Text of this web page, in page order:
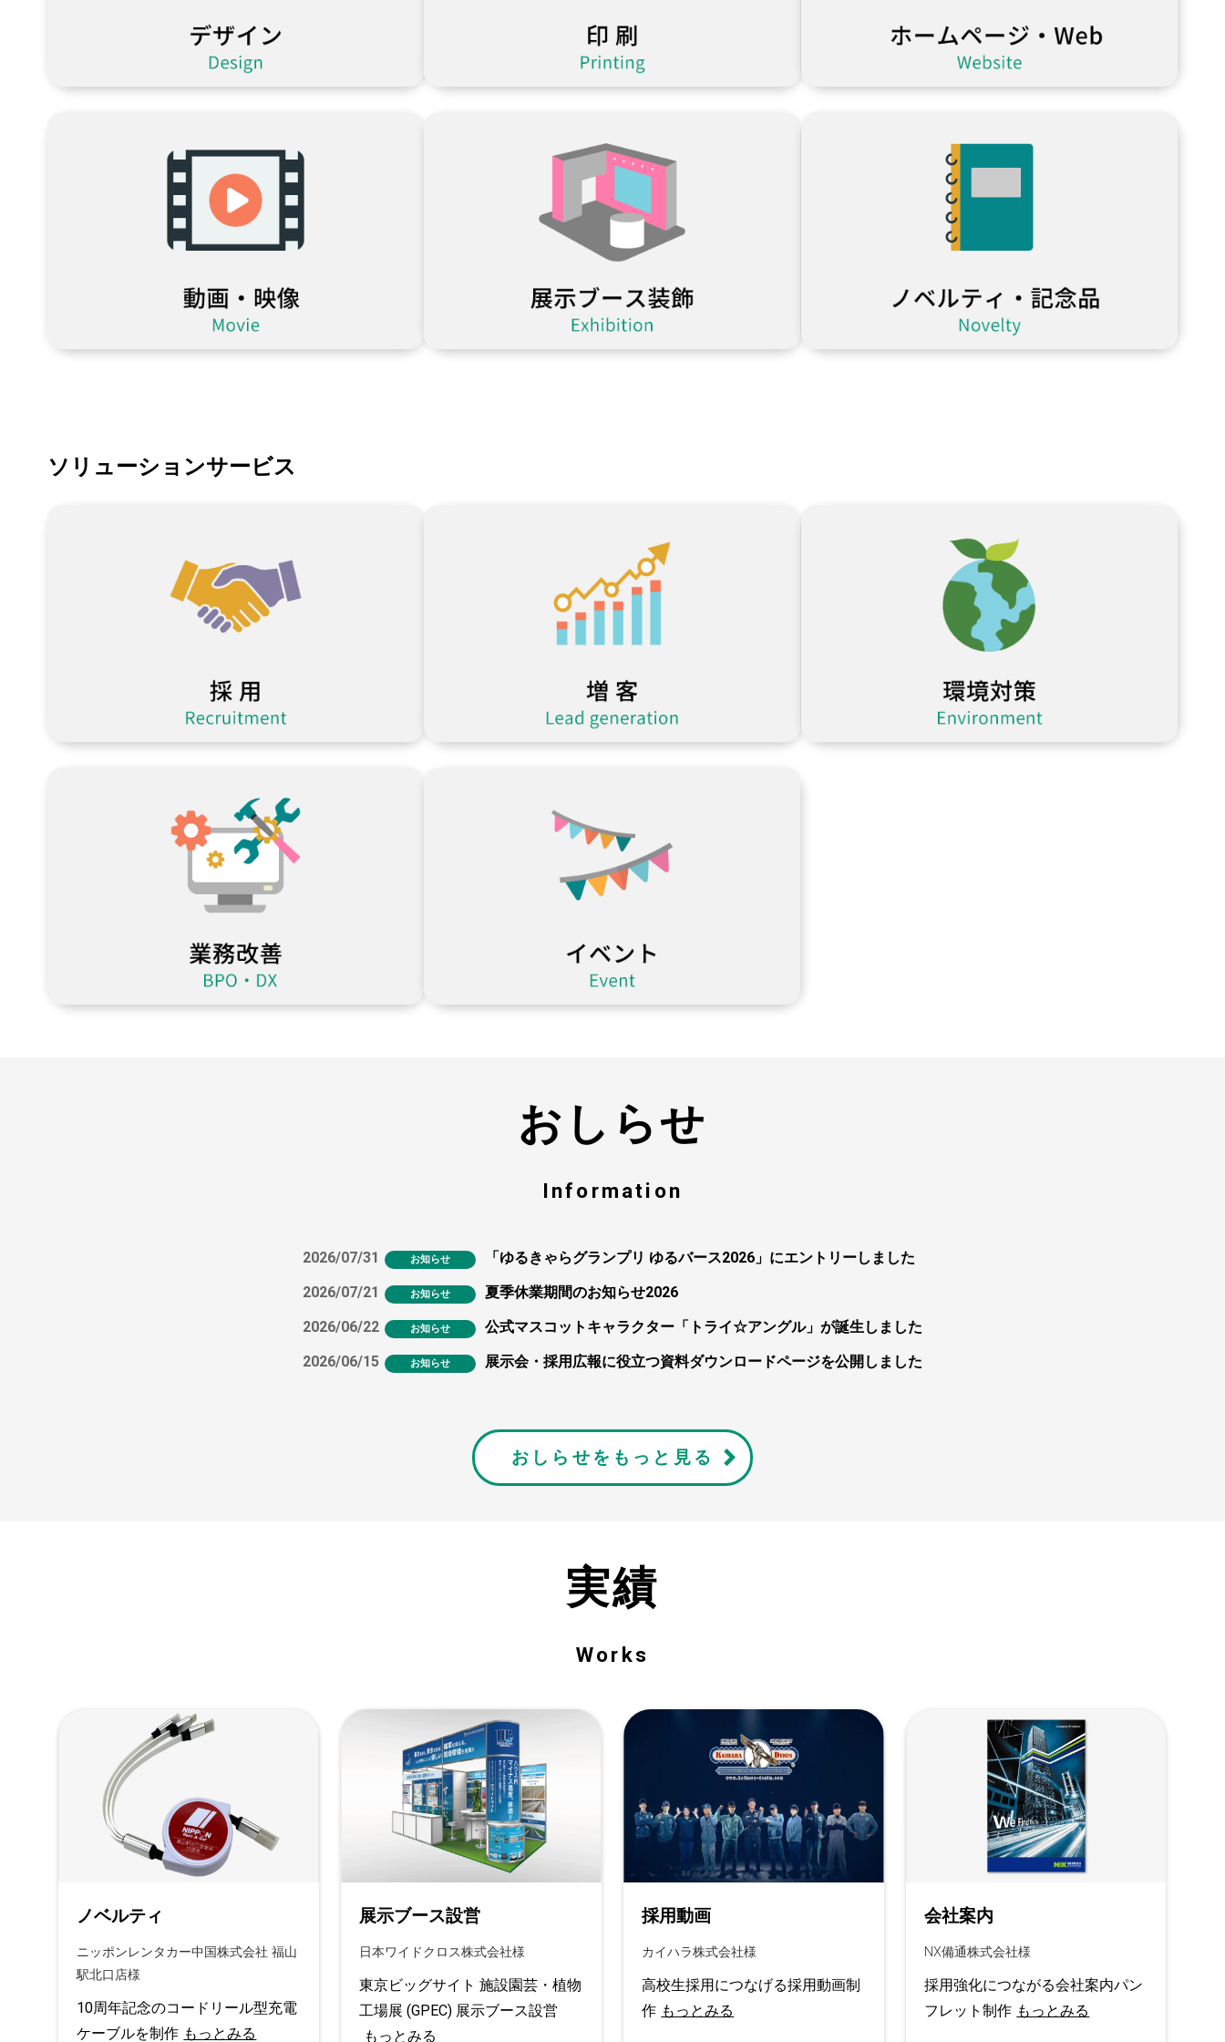
ソリューションサービス
おしらせ
Information
2026/07/31 お知らせ
「ゆるきゃらグランプリ ゆるバース2026」にエントリーしました
2026/07/21
お知らせ
夏季休業期間のお知らせ2026
2026/06/22
お知らせ
公式マスコットキャラクター「トライ☆アングル」が誕生しました
2026/06/15
お知らせ 展示会・採用広報に役立つ資料ダウンロードページを公開しました
おしらせをもっと見る
実績
Works
ノベルティ
ニッポンレンタカー中国株式会社 福山
駅北口店様
10周年記念のコードリール型充電
ケーブルを制作 もっとみる
展示ブース設営
日本ワイドクロス株式会社様
東京ビッグサイト 施設園芸・植物
工場展 (GPEC) 展示ブース設営
もっとみる
採用動画
カイハラ株式会社様
高校生採用につなげる採用動画制
作 もっとみる
会社案内
NX備通株式会社様
採用強化につながる会社案内パン
フレット制作 もっとみる